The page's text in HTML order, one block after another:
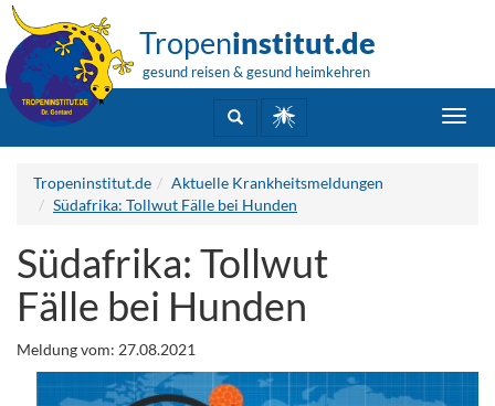
Tropeninstitut.de
gesund reisen & gesund heimkehren
Tropeninstitut.de
Aktuelle Krankheitsmeldungen
Südafrika: Tollwut Fälle bei Hunden
Südafrika: Tollwut
Fälle bei Hunden
Meldung vom: 27.08.2021